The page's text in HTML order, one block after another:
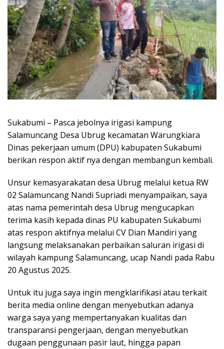
Sukabumi – Pasca jebolnya irigasi kampung
Salamuncang Desa Ubrug kecamatan Warungkiara
Dinas pekerjaan umum (DPU) kabupaten Sukabumi
berikan respon aktif nya dengan membangun kembali.
Unsur kemasyarakatan desa Ubrug melalui ketua RW
02 Salamuncang Nandi Supriadi menyampaikan, saya
atas nama pemerintah desa Ubrug mengucapkan
terima kasih kepada dinas PU kabupaten Sukabumi
atas respon aktifnya melalui CV Dian Mandiri yang
langsung melaksanakan perbaikan saluran irigasi di
wilayah kampung Salamuncang, ucap Nandi pada Rabu
20 Agustus 2025.
Untuk itu juga saya ingin mengklarifikasi atau terkait
berita media online dengan menyebutkan adanya
warga saya yang mempertanyakan kualitas dan
transparansi pengerjaan, dengan menyebutkan
dugaan penggunaan pasir laut, hingga papan